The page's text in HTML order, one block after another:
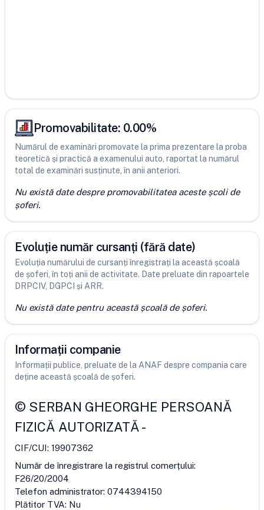
Promovabilitate: 0.00%
Numărul de examinări promovate la prima prezentare la proba
teoretică și practică a examenului auto, raportat la numărul
total de examinări susținute, în anii anteriori.
Nu există date despre promovabilitatea aceste școli de
șoferi.
Evoluție număr cursanți (fără date)
Evoluția numărului de cursanți înregistrați la această școală
de șoferi, în toți anii de activitate. Date preluate din rapoartele
DRPCIV, DGPCI și ARR.
Nu există date pentru această școală de șoferi.
Informații companie
Informații publice, preluate de la ANAF despre compania care
deține această școală de șoferi.
© SERBAN GHEORGHE PERSOANĂ
FIZICĂ AUTORIZATĂ-
CIF/CUI: 19907362
Număr de înregistrare la registrul comerțului:
F26/20/2004
Telefon administrator: 0744394150
Plătitor TVA: Nu